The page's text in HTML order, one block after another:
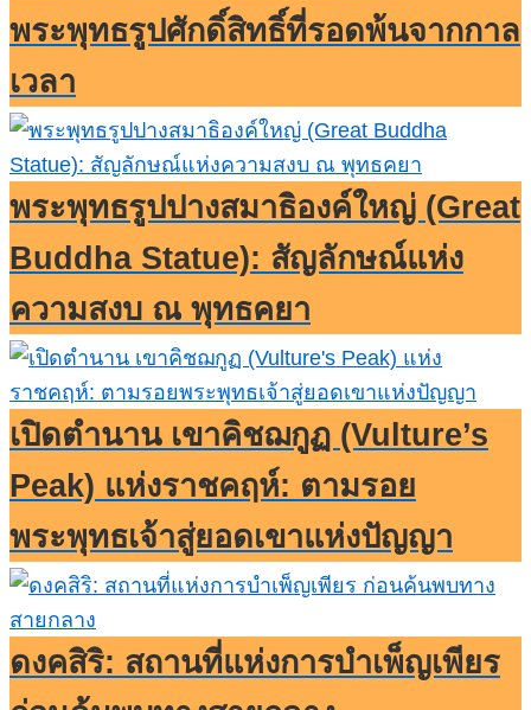
พระพุทธรูปศักดิ์สิทธิ์ที่รอดพ้นจากกาล
เวลา
พระพุทธรูปปางสมาธิองค์ใหญ่ (Great
Buddha Statue): สัญลักษณ์แห่ง
ความสงบ ณ พุทธคยา
เปิดตำนาน เขาคิชฌกูฏ (Vulture’s
Peak) แห่งราชคฤห์: ตามรอย
พระพุทธเจ้าสู่ยอดเขาแห่งปัญญา
ดงคสิริ: สถานที่แห่งการบำเพ็ญเพียร